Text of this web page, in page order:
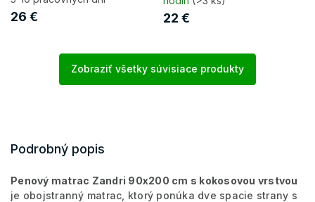
26 € 22 €
Zobraziť všetky súvisiace produkty
Podrobný popis
Penový matrac Zandri 90x200 cm s kokosovou vrstvou
je obojstranný matrac, ktorý ponúka dve spacie strany s